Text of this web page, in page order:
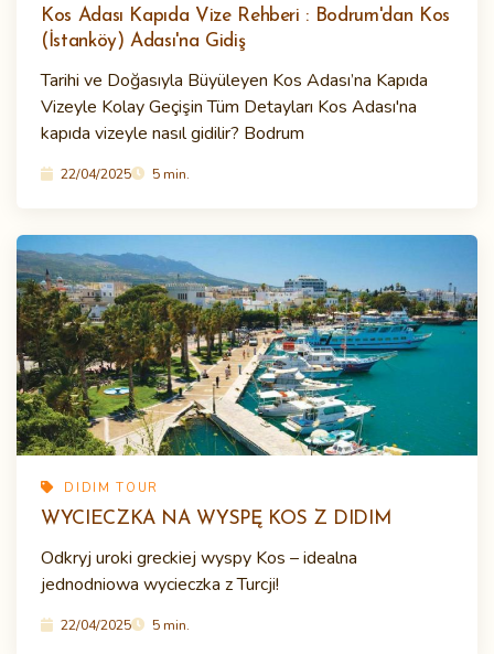
Kos Adası Kapıda Vize Rehberi : Bodrum'dan Kos
(İstanköy) Adası'na Gidiş
Tarihi ve Doğasıyla Büyüleyen Kos Adası’na Kapıda
Vizeyle Kolay Geçişin Tüm Detayları Kos Adası'na
kapıda vizeyle nasıl gidilir? Bodrum
22/04/2025 5 min.
DIDIM TOUR
WYCIECZKA NA WYSPĘ KOS Z DIDIM
Odkryj uroki greckiej wyspy Kos – idealna
jednodniowa wycieczka z Turcji!
22/04/2025 5 min.